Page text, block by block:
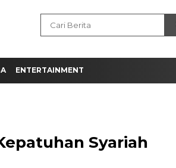
ENTERTAINMENT
Syariah